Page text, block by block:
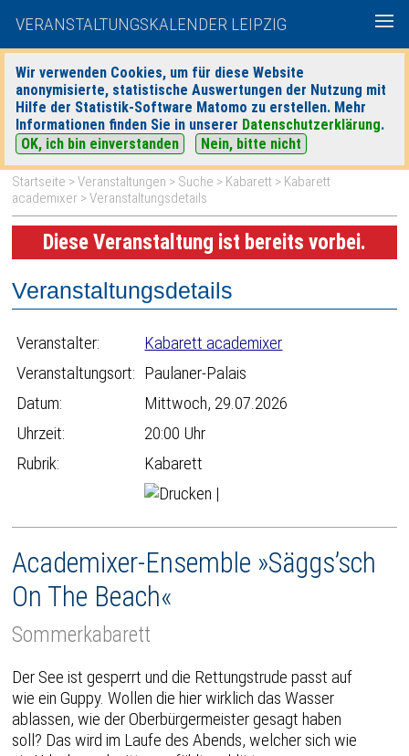
VERANSTALTUNGSKALENDER LEIPZIG
Wir verwenden Cookies, um für diese Website
anonymisierte, statistische Auswertungen der Nutzung mit
Hilfe der Statistik-Software Matomo zu erstellen. Mehr
Informationen finden Sie in unserer Datenschutzerklärung.
OK, ich bin einverstanden
Nein, bitte nicht
heute|morgen| Detaillierte Suche
Startseite >Veranstaltungen > Suche > Kabarett > Kabarett
academixer > Veranstaltungsdetails
Diese Veranstaltung ist bereits vorbei.
Veranstaltungsdetails
Veranstalter:
Kabarett academixer
Veranstaltungsort: Paulaner-Palais
Datum:
Mittwoch, 29.07.2026
Uhrzeit:
20:00 Uhr
Rubrik:
Kabarett
|
Academixer-Ensemble »Säggs’sch
On The Beach«
Sommerkabarett
Der See ist gesperrt und die Rettungstrude passt auf
wie ein Guppy. Wollen die hier wirklich das Wasser
ablassen, wie der Oberbürgermeister gesagt haben
soll? Das wird im Laufe des Abends, welcher sich wie